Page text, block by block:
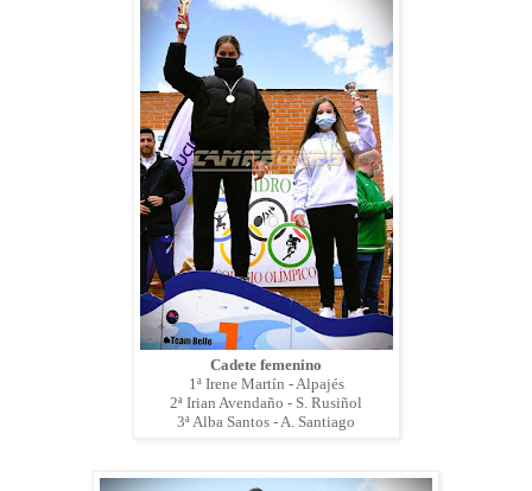
Cadete femenino
1ª Irene Martín - Alpajés
2ª Irian Avendaño - S. Rusiñol
3ª Alba Santos - A. Santiago